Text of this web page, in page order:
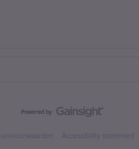
Accessibility statement